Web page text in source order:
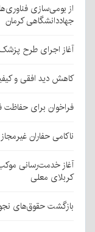
از بومی‌سازی
جهاددانشگاهی کرمان
آغاز اجرای طرح
کاهش دید افقی و
فراخوان برای
ناکامی حفاران
آغاز خدمت‌رسانی
کربلای معلی
بازگشت حقوق‌های